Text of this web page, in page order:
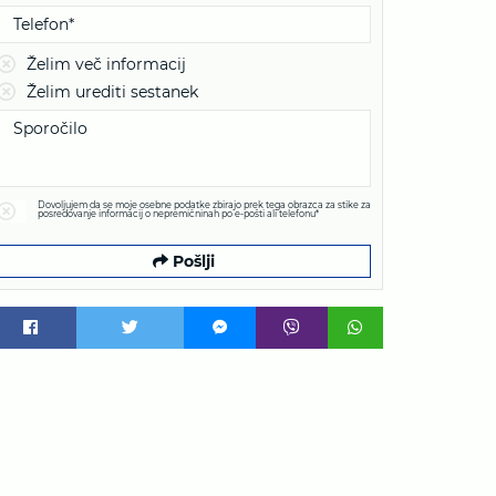
Želim več informacij
Želim urediti sestanek
Dovoljujem da se moje osebne podatke zbirajo prek tega obrazca za stike za
posredovanje informacij o nepremičninah po e-pošti ali telefonu*
Pošlji